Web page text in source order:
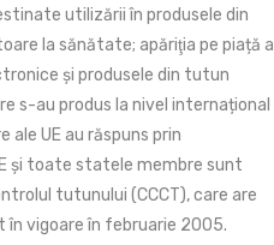
utilizării în produsele din
la sănătate; apăriţia pe piață a
și produsele din tutun
s-au produs la nivel internațional
UE au răspuns prin
și toate statele membre sunt
tutunului (CCCT), care are
vigoare în februarie 2005.